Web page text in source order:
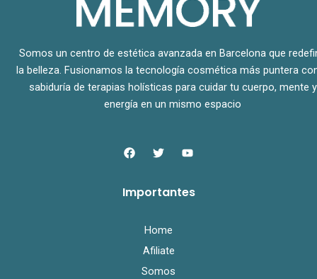
Somos un centro de estética avanzada en Barcelona que
la belleza. Fusionamos la tecnología cosmética más puntera
sabiduría de terapias holísticas para cuidar tu cuerpo, mente y
energía en un mismo espacio
F
a
b
T
w
t
Y
o
u
Importantes
Home
Afiliate
Somos